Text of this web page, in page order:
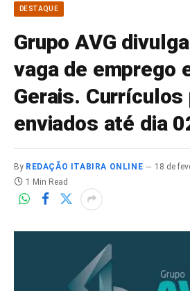
DESTAQUE
Grupo AVG
vaga de emprego
Gerais.
enviados até dia
By REDAÇÃO ITABIRA ONLINE
18 de
1 Min Read